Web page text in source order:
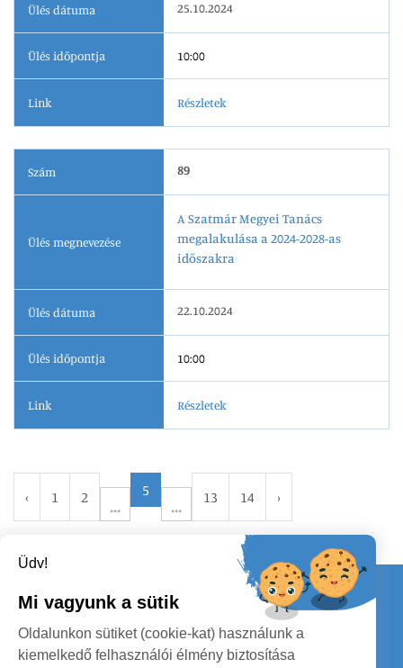
Ülés dátuma 25.10.2024
Ülés időpontja 10:00
Link Részletek
Szám 89
Ülés megnevezése
A Szatmár Megyei Tanács
megalakulása a 2024-2028-as
időszakra
Ülés dátuma 22.10.2024
Ülés időpontja 10:00
Link Részletek
‹ 1 2 5 13 14 ›
Kapcsolat
KÖVESSENEK
Üdv!
Mi vagyunk a sütik
Oldalunkon sütiket (cookie-kat) használunk a
kiemelkedő felhasználói élmény biztosítása